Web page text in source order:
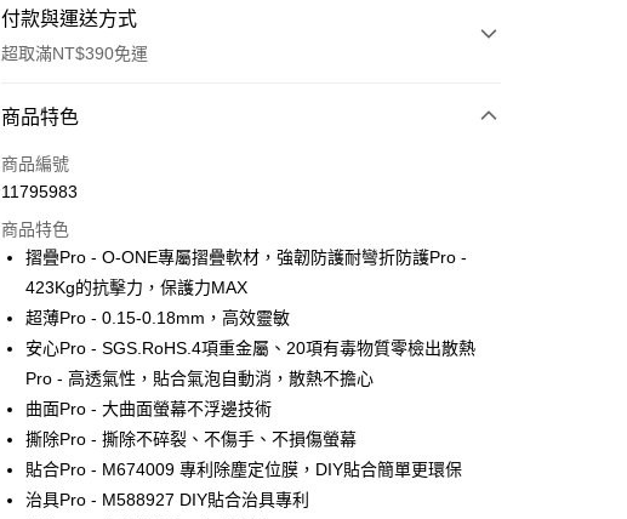
付款與運送方式
超取滿NT$390免運
付款方式
信用卡一次付款
LINE Pay
Apple Pay
街口支付
悠遊付
全盈+PAY
運送方式
商品特色
商品編號
11795983
商品特色
摺疊Pro - O-ONE專屬摺疊軟材，強韌防護耐彎折防護Pro -
423Kg的抗擊力，保護力MAX
超薄Pro - 0.15-0.18mm，高效靈敏
安心Pro - SGS.RoHS.4項重金屬、20項有毒物質零檢出散熱
Pro - 高透氣性，貼合氣泡自動消，散熱不擔心
曲面Pro - 大曲面螢幕不浮邊技術
撕除Pro - 撕除不碎裂、不傷手、不損傷螢幕
貼合Pro - M674009 專利除塵定位膜，DIY貼合簡單更環保
治具Pro - M588927 DIY貼合治具專利